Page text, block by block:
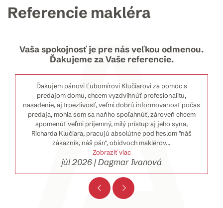
Referencie makléra
Vaša spokojnosť je pre nás veľkou odmenou.
Ďakujeme za Vaše referencie.
Ďakujem pánovi Ľubomírovi Klučiarovi za pomoc s
predajom domu, chcem vyzdvihnúť profesionalitu,
nasadenie, aj trpezlivosť, veľmi dobrú informovanosť počas
predaja, mohla som sa naňho spoľahnúť, zároveň chcem
spomenúť veľmi príjemný, milý prístup aj jeho syna,
Richarda Klučiara, pracujú absolútne pod heslom "náš
zákazník, náš pán", obidvoch maklérov...
Zobraziť viac
júl 2026 | Dagmar Ivanová